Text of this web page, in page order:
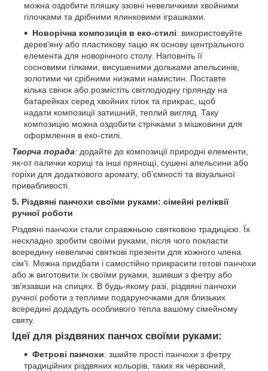
можна оздобити пляшку ззовні невеличкими хвойними
гілочками та дрібними ялинковими іграшками.
Новорічна композиція в еко-стилі: використовуйте
дерев'яну або пластикову тацю як основу центрального
елемента для новорічного столу. Наповніть її
сосновими гілками, висушеними дольками апельсинів,
золотими чи срібними низками намистин. Поставте
кілька свічок або розмістіть світлодіодну гірлянду на
батарейках серед хвойних гілок та прикрас, щоб
надати композиції затишний, теплий вигляд. Таку
композицію можна оздобити стрічками з мішковини для
оформлення в еко-стилі.
Творча порада: додайте до композиції природні елементи,
як-от палички кориці та інші прянощі, сушені апельсини або
горіхи для додаткового аромату, об’ємності та візуальної
привабливості.
5. Різдвяні панчохи своїми руками: сімейні реліквії
ручної роботи
Різдвяні панчохи стали справжньою святковою традицією. Їх
нескладно зробити своїми руками, після чого покласти
всередину невеличкі святкові презенти для кожного члена
сім’ї. Можна придбати і самостійно прикрасити готові панчохи
або ж виготовити їх своїми руками, зшивши з фетру або
зв’язавши на спицях. В будь-якому разі, різдвяні панчохи
ручної роботи з теплими подаруночками для близьких
всередині додадуть особливого тепла вашому сімейному
святу.
Ідеї ​​для різдвяних панчох своїми руками:
Фетрові панчохи: зшийте прості панчохи з фетру
традиційних різдвяних кольорів, таких як червоний,